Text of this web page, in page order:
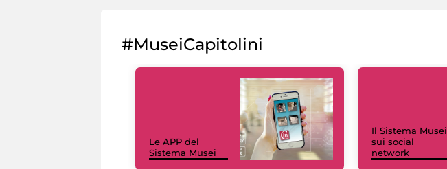
#MuseiCapitolini
Le APP del
Sistema Musei
Il Sistema Musei
sui social
network